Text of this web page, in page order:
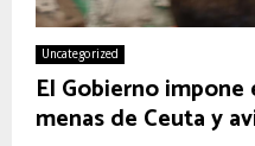
Uncategorized
El Gobierno
menas de Ceuta y